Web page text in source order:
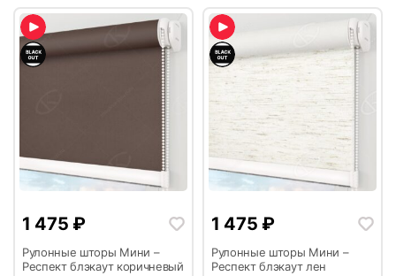
1 475 ₽
Рулонные шторы Мини –
Респект блэкаут коричневый
1 475 ₽
Рулонные шторы Мини –
Респект блэкаут лен